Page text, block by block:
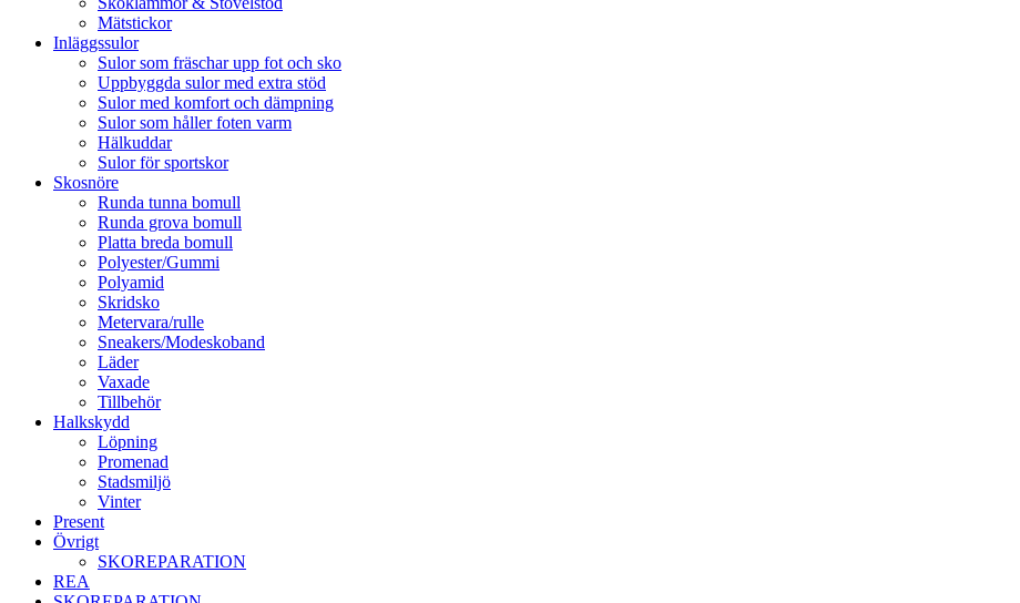
Mätstickor
Inläggssulor
Sulor som fräschar upp fot och sko
Uppbyggda sulor med extra stöd
Sulor med komfort och dämpning
Sulor som håller foten varm
Hälkuddar
Sulor för sportskor
Skosnöre
Runda tunna bomull
Runda grova bomull
Platta breda bomull
Polyester/Gummi
Polyamid
Skridsko
Metervara/rulle
Sneakers/Modeskoband
Läder
Vaxade
Tillbehör
Halkskydd
Löpning
Promenad
Stadsmiljö
Vinter
Present
Övrigt
SKOREPARATION
REA